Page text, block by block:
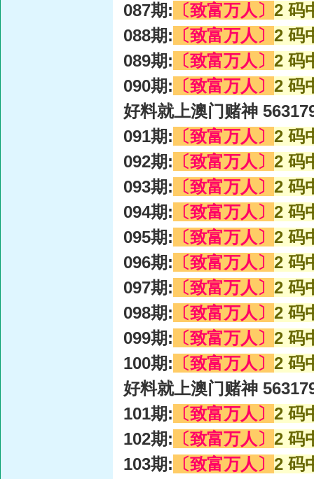
087期: 〔致富万人〕 2 码
088期: 〔致富万人〕 2 码
089期: 〔致富万人〕 2 码
090期: 〔致富万人〕 2 码
好料就上澳门赌神
091期: 〔致富万人〕 2 码
092期: 〔致富万人〕 2 码
093期: 〔致富万人〕 2 码
094期: 〔致富万人〕 2 码
095期: 〔致富万人〕 2 码
096期: 〔致富万人〕 2 码
097期: 〔致富万人〕 2 码
098期: 〔致富万人〕 2 码
099期: 〔致富万人〕 2 码
100期: 〔致富万人〕 2 码
好料就上澳门赌神
101期: 〔致富万人〕 2 码
102期: 〔致富万人〕 2 码
103期: 〔致富万人〕 2 码